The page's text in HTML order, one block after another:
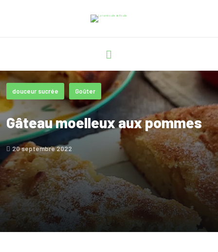
douceur sucrée Goûter
Gâteau moelleux aux pommes
20 septembre 2022